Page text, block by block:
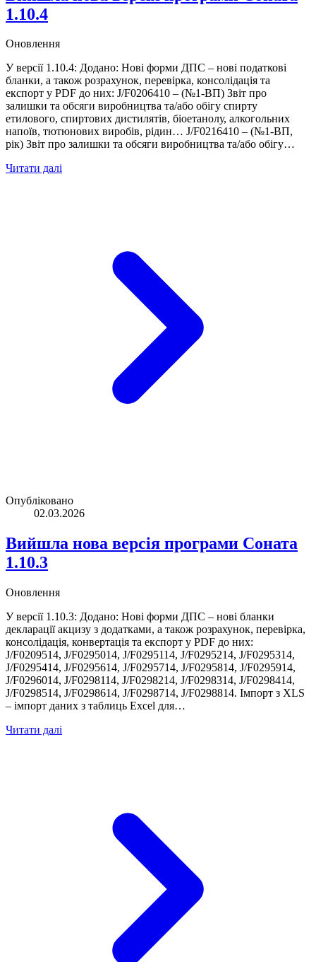
1.10.4
Оновлення
У версії 1.10.4: Додано: Нові форми ДПС – нові податкові
бланки, а також розрахунок, перевірка, консолідація та
експорт у PDF до них: J/F0206410 – (№1-ВП) Звіт про
залишки та обсяги виробництва та/або обігу спирту
етилового, спиртових дистилятів, біоетанолу, алкогольних
напоїв, тютюнових виробів, рідин… J/F0216410 – (№1-ВП,
рік) Звіт про залишки та обсяги виробництва та/або обігу…
Читати далі
Опубліковано
02.03.2026
Вийшла нова версія програми Соната
1.10.3
Оновлення
У версії 1.10.3: Додано: Нові форми ДПС – нові бланки
декларації акцизу з додатками, а також розрахунок, перевірка,
консолідація, конвертація та експорт у PDF до них:
J/F0209514, J/F0295014, J/F0295114, J/F0295214, J/F0295314,
J/F0295414, J/F0295614, J/F0295714, J/F0295814, J/F0295914,
J/F0296014, J/F0298114, J/F0298214, J/F0298314, J/F0298414,
J/F0298514, J/F0298614, J/F0298714, J/F0298814. Імпорт з XLS
– імпорт даних з таблиць Excel для…
Читати далі